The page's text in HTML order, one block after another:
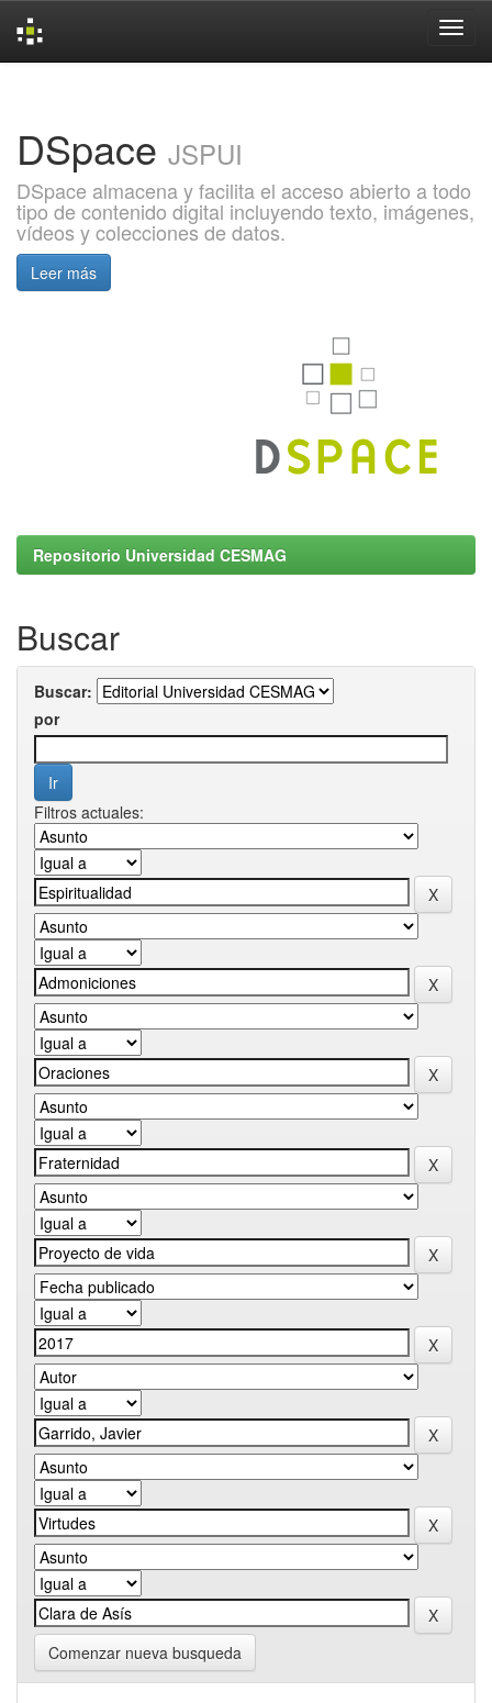
DSpace JSPUI
DSpace almacena y facilita el acceso abierto a todo
tipo de contenido digital incluyendo texto, imágenes,
vídeos y colecciones de datos.
Leer más
Repositorio Universidad CESMAG
Buscar
Buscar:
por
Filtros actuales:
Comenzar nueva busqueda